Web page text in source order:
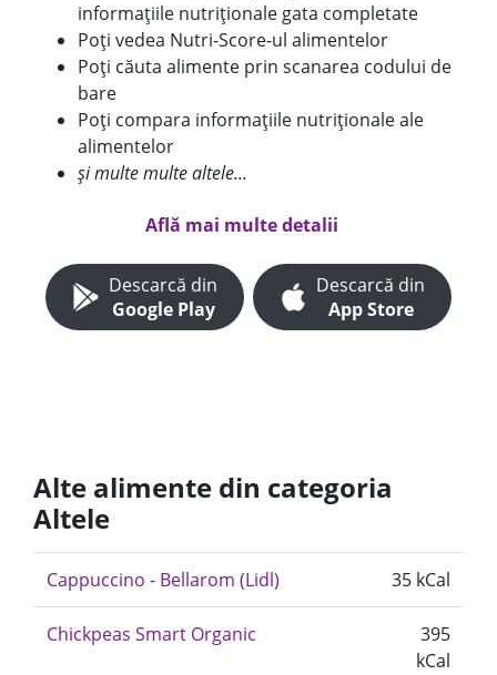
informațiile nutriționale gata completate
Poți vedea Nutri-Score-ul alimentelor
Poți căuta alimente prin scanarea codului de
bare
Poți compara informațiile nutriționale ale
alimentelor
și multe multe altele...
Află mai multe detalii
Descarcă din
Google Play
Descarcă din
App Store
Alte alimente din categoria
Altele
Cappuccino - Bellarom (Lidl) 35 kCal
Chickpeas Smart Organic
395
kCal